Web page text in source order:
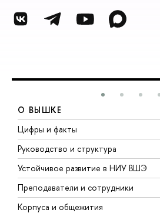
О ВЫШКЕ
Цифры и факты
Руководство и структура
Устойчивое развитие в НИУ ВШЭ
Преподаватели и сотрудники
Корпуса и общежития